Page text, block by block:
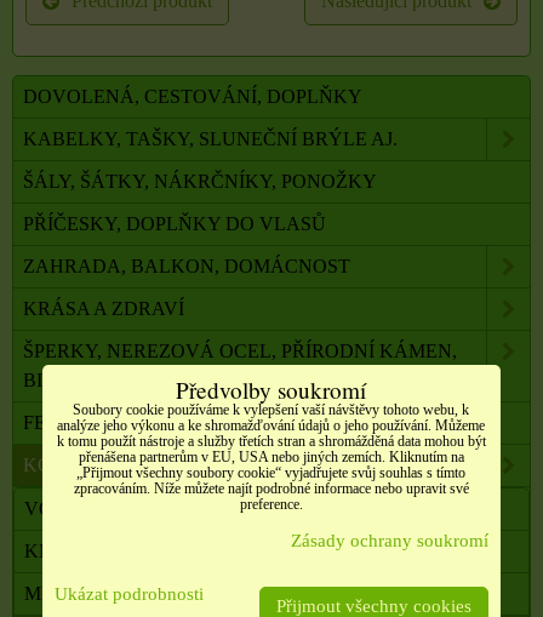
DOVOLENÁ, CESTOVÁNÍ, DOPLŇKY
KABELKY, TAŠKY, SLUNEČNÍ BRÝLE AJ.
ŠÁLY, ŠÁTKY, NÁKRČNÍKY, PONOŽKY
PŘÍČESKY, DOPLŇKY DO VLASŮ
ZAHRADA, BALKON, DOMÁCNOST
KRÁSA A ZDRAVÍ
ŠPERKY, NEREZOVÁ OCEL, PŘÍRODNÍ KÁMEN,
BIŽUTERIE
FENG SHUI, ORG. PYRAMIDY, LAPAČE SNŮ
KOMPONENTY K VÝROBĚ SVÍČEK, ŠPERKŮ
VOSKY A PŘÍSADY K VÝROBĚ SVÍČEK
KNOTY A POMŮCKY K JEJICH UCHYCENÍ
MISKY, SKLENIČKY A FORMY NA SVÍČKY
Předvolby soukromí
Soubory cookie používáme k vylepšení vaší návštěvy tohoto webu, k
analýze jeho výkonu a ke shromažďování údajů o jeho používání. Můžeme
k tomu použít nástroje a služby třetích stran a shromážděná data mohou být
přenášena partnerům v EU, USA nebo jiných zemích. Kliknutím na
„Přijmout všechny soubory cookie“ vyjadřujete svůj souhlas s tímto
zpracováním. Níže můžete najít podrobné informace nebo upravit své
preference.
Zásady ochrany soukromí
Ukázat podrobnosti
Přijmout všechny cookies